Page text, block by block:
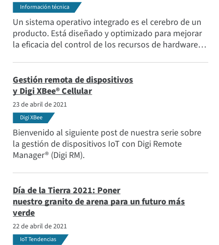
Información técnica
Un sistema operativo integrado es el cerebro de un
producto. Está diseñado y optimizado para mejorar
la eficacia del control de los recursos de hardware,
dispositivo.
Gestión remota de dispositivos
y Digi XBee® Cellular
23 de abril de 2021
Digi XBee
Bienvenido al siguiente post de nuestra serie sobre
la gestión de dispositivos IoT con Digi Remote
Manager® (Digi RM).
Día de la Tierra 2021: Poner
nuestro granito de arena para un futuro más
verde
22 de abril de 2021
IoT Tendencias